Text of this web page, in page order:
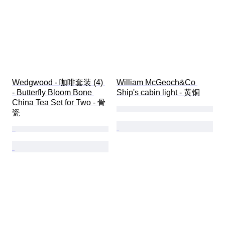
Wedgwood - 咖啡套装 (4)
- Butterfly Bloom Bone
China Tea Set for Two - 骨
瓷
William McGeoch&Co
Ship's cabin light - 黄铜